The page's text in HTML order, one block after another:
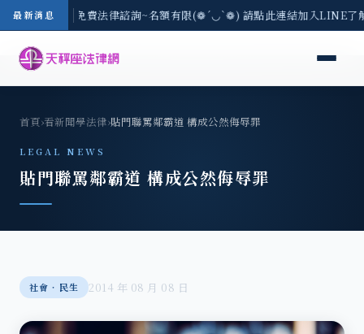
最新消息
-8/3(一) 現場免費法律諮詢~名額有限(❁´◡`❁) 請點此連結加入LINE
首頁›看新聞學法律›貼門聯罵鄰霸道 構成公然侮辱罪
LEGAL NEWS
貼門聯罵鄰霸道 構成公然侮辱罪
社會‧民生 2014 年 08 月 08 日